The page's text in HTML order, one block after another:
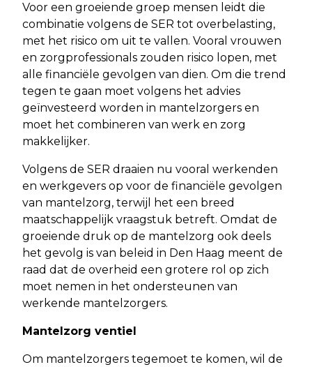
Voor een groeiende groep mensen leidt die
combinatie volgens de SER tot overbelasting,
met het risico om uit te vallen. Vooral vrouwen
en zorgprofessionals zouden risico lopen, met
alle financiële gevolgen van dien. Om die trend
tegen te gaan moet volgens het advies
geïnvesteerd worden in mantelzorgers en
moet het combineren van werk en zorg
makkelijker.
Volgens de SER draaien nu vooral werkenden
en werkgevers op voor de financiële gevolgen
van mantelzorg, terwijl het een breed
maatschappelijk vraagstuk betreft. Omdat de
groeiende druk op de mantelzorg ook deels
het gevolg is van beleid in Den Haag meent de
raad dat de overheid een grotere rol op zich
moet nemen in het ondersteunen van
werkende mantelzorgers.
Mantelzorg ventiel
Om mantelzorgers tegemoet te komen, wil de